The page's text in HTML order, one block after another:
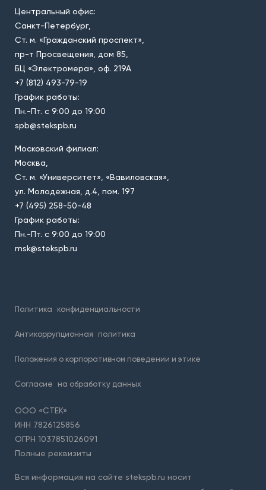
Центральный офис:
Санкт-Петербург,
Ст. м. «Гражданский проспект»,
пр-т Просвещения, дом 85,
БЦ «Электромера», оф. 219А
+7 (812) 493-79-19
График работы:
Пн.-Пт. с 9:00 до 19:00
spb@stekspb.ru
Московский филиал:
Москва,
Ст. м. «Университет», «Вавиловская»,
ул. Молодежная, д.4, пом. 197
+7 (495) 258-50-48
График работы:
Пн.-Пт. с 9:00 до 19:00
msk@stekspb.ru
Политика конфиденциальности
Антикоррупционная политика
Положения о корпоративном поведении и этике
Согласие на обработку данных
ООО «СТЕК»
ИНН 7826125856
ОГРН 1037851026091
Полные реквизиты
Вся информация на сайте stekspb.ru носит